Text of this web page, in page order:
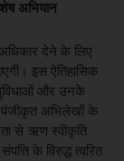
अभियान
देने के लिए
इस ऐतिहासिक
और उनके
पंजीकृत अभिलेखों के
से ऋण स्वीकृति
के विरुद्ध त्वरित